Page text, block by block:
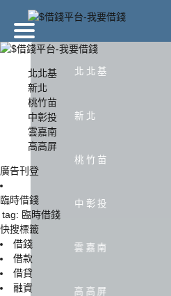
北北基
新北
桃竹苗
中彰投
雲嘉南
高高屏
北北基
新北
桃竹苗
中彰投
雲嘉南
高高屏
廣告刊登
臨時借錢
tag: 臨時借錢
快搜標籤
借錢
借款
借貸
融資